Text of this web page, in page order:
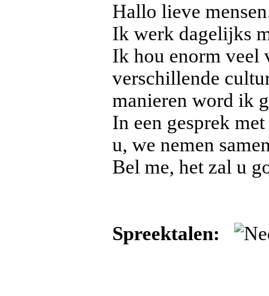
Hallo lieve
Ik werk dagelijks
Ik hou enorm veel
verschillende
manieren word ik
In een gesprek
u, we nemen
Bel me, het zal u
Spreektalen: